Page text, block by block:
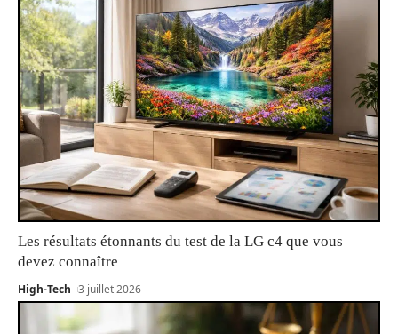
Les résultats étonnants du test de la LG c4 que vous
devez connaître
High-Tech 3 juillet 2026